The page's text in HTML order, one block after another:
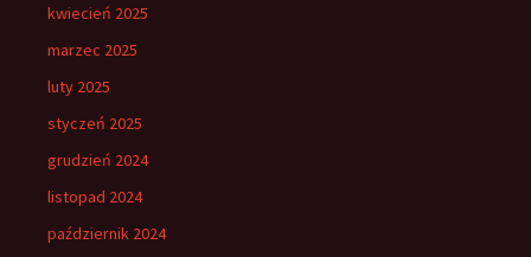
kwiecień 2025
marzec 2025
luty 2025
styczeń 2025
grudzień 2024
listopad 2024
październik 2024